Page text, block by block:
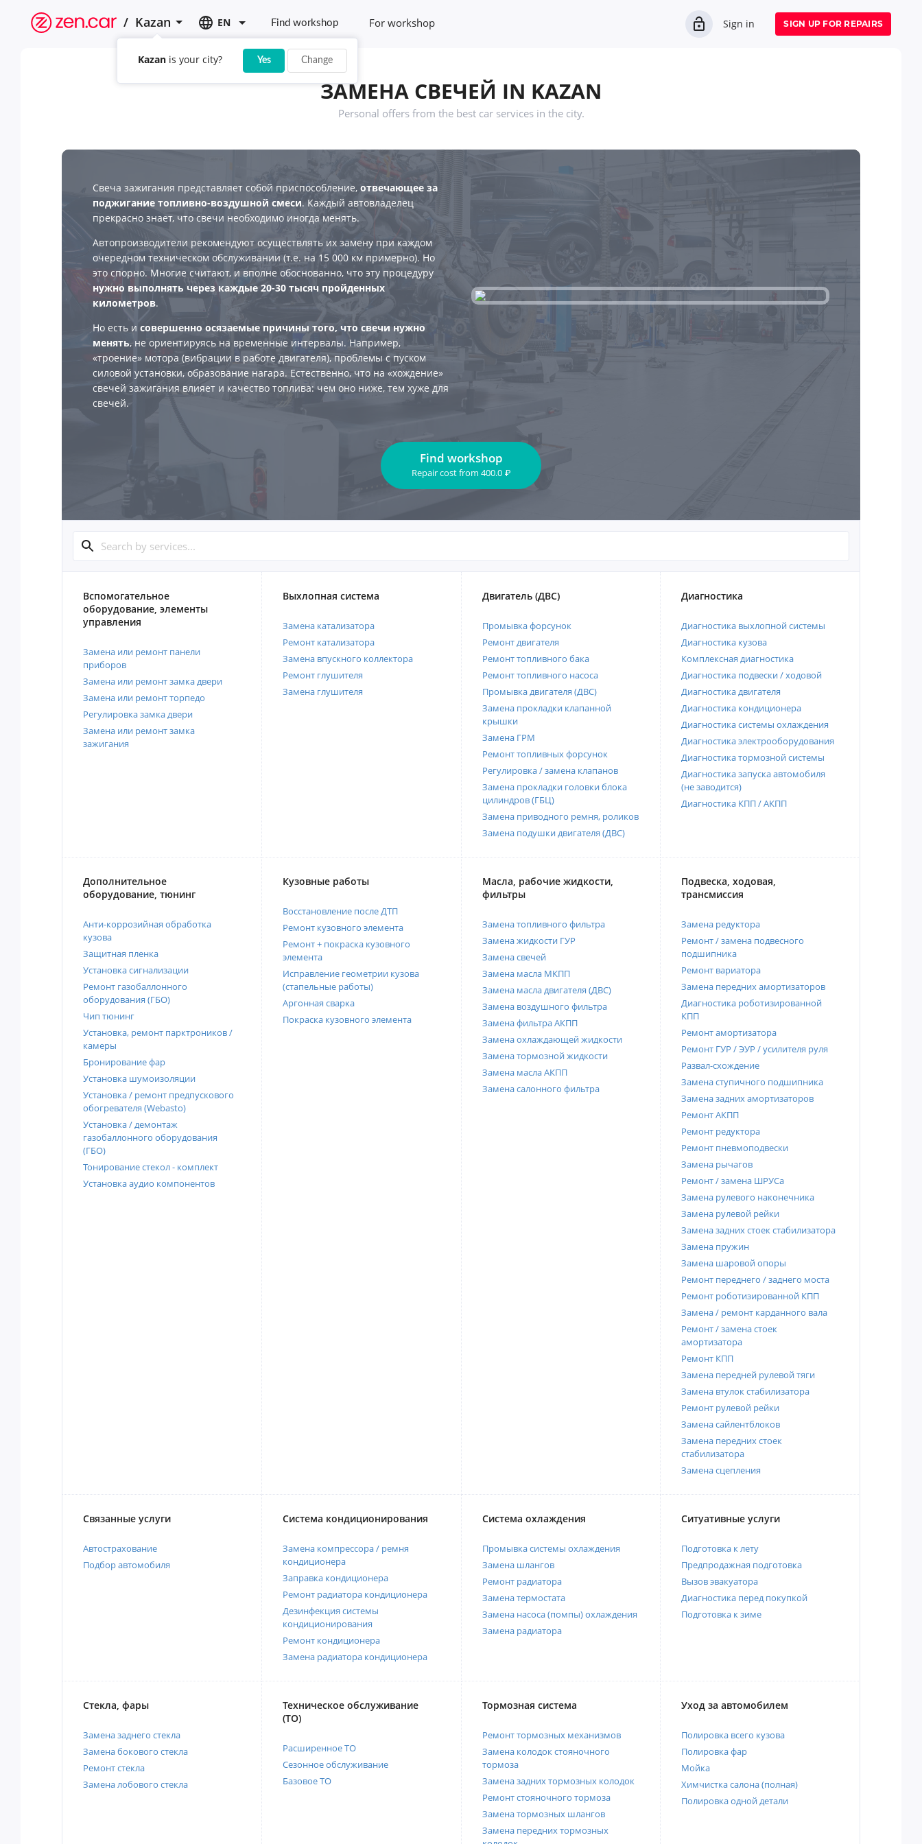
/ Kazan
Kazan is your city? Yes Change
EN Find workshop For workshop Sign in SIGN UP FOR REPAIRS
ЗАМЕНА СВЕЧЕЙ IN KAZAN
Personal offers from the best car services in the city.
Свеча зажигания представляет собой приспособление, отвечающее за
поджигание топливно-воздушной смеси. Каждый автовладелец
прекрасно знает, что свечи необходимо иногда менять.
Автопроизводители рекомендуют осуществлять их замену при каждом
очередном техническом обслуживании (т.е. на 15 000 км примерно). Но
это спорно. Многие считают, и вполне обоснованно, что эту процедуру
нужно выполнять через каждые 20-30 тысяч пройденных
километров.
Но есть и совершенно осязаемые причины того, что свечи нужно
менять, не ориентируясь на временные интервалы. Например,
«троение» мотора (вибрации в работе двигателя), проблемы с пуском
силовой установки, образование нагара. Естественно, что на «хождение»
свечей зажигания влияет и качество топлива: чем оно ниже, тем хуже для
свечей.
Find workshop
Repair costfrom 400.0 ₽
Вспомогательное
оборудование, элементы
управления
Замена или ремонт панели
приборов
Замена или ремонт замка двери
Замена или ремонт торпедо
Регулировка замка двери
Замена или ремонт замка
зажигания
Выхлопная система
Замена катализатора
Ремонт катализатора
Замена впускного коллектора
Ремонт глушителя
Замена глушителя
Двигатель (ДВС)
Промывка форсунок
Ремонт двигателя
Ремонт топливного бака
Ремонт топливного насоса
Промывка двигателя (ДВС)
Замена прокладки клапанной
крышки
Замена ГРМ
Ремонт топливных форсунок
Регулировка / замена клапанов
Замена прокладки головки блока
цилиндров (ГБЦ)
Замена приводного ремня, роликов
Замена подушки двигателя (ДВС)
Диагностика
Диагностика выхлопной системы
Диагностика кузова
Комплексная диагностика
Диагностика подвески / ходовой
Диагностика двигателя
Диагностика кондиционера
Диагностика системы охлаждения
Диагностика электрооборудования
Диагностика тормозной системы
Диагностика запуска автомобиля
(не заводится)
Диагностика КПП / АКПП
Дополнительное
оборудование, тюнинг
Анти-коррозийная обработка
кузова
Защитная пленка
Установка сигнализации
Ремонт газобаллонного
оборудования (ГБО)
Чип тюнинг
Установка, ремонт парктроников /
камеры
Бронирование фар
Установка шумоизоляции
Установка / ремонт предпускового
обогревателя (Webasto)
Установка / демонтаж
газобаллонного оборудования
(ГБО)
Тонирование стекол - комплект
Установка аудио компонентов
Кузовные работы
Восстановление после ДТП
Ремонт кузовного элемента
Ремонт + покраска кузовного
элемента
Исправление геометрии кузова
(стапельные работы)
Аргонная сварка
Покраска кузовного элемента
Масла, рабочие жидкости,
фильтры
Замена топливного фильтра
Замена жидкости ГУР
Замена свечей
Замена масла МКПП
Замена масла двигателя (ДВС)
Замена воздушного фильтра
Замена фильтра АКПП
Замена охлаждающей жидкости
Замена тормозной жидкости
Замена масла АКПП
Замена салонного фильтра
Подвеска, ходовая,
трансмиссия
Замена редуктора
Ремонт / замена подвесного
подшипника
Ремонт вариатора
Замена передних амортизаторов
Диагностика роботизированной
КПП
Ремонт амортизатора
Ремонт ГУР / ЭУР / усилителя руля
Развал-схождение
Замена ступичного подшипника
Замена задних амортизаторов
Ремонт АКПП
Ремонт редуктора
Ремонт пневмоподвески
Замена рычагов
Ремонт / замена ШРУСа
Замена рулевого наконечника
Замена рулевой рейки
Замена задних стоек стабилизатора
Замена пружин
Замена шаровой опоры
Ремонт переднего / заднего моста
Ремонт роботизированной КПП
Замена / ремонт карданного вала
Ремонт / замена стоек
амортизатора
Ремонт КПП
Замена передней рулевой тяги
Замена втулок стабилизатора
Ремонт рулевой рейки
Замена сайлентблоков
Замена передних стоек
стабилизатора
Замена сцепления
Связанные услуги
Автострахование
Подбор автомобиля
Система кондиционирования
Замена компрессора / ремня
кондиционера
Заправка кондиционера
Ремонт радиатора кондиционера
Дезинфекция системы
кондиционирования
Ремонт кондиционера
Замена радиатора кондиционера
Система охлаждения
Промывка системы охлаждения
Замена шлангов
Ремонт радиатора
Замена термостата
Замена насоса (помпы) охлаждения
Замена радиатора
Ситуативные услуги
Подготовка к лету
Предпродажная подготовка
Вызов эвакуатора
Диагностика перед покупкой
Подготовка к зиме
Стекла, фары
Замена заднего стекла
Замена бокового стекла
Ремонт стекла
Замена лобового стекла
Техническое обслуживание
(ТО)
Расширенное ТО
Сезонное обслуживание
Базовое ТО
Тормозная система
Ремонт тормозных механизмов
Замена колодок стояночного
тормоза
Замена задних тормозных колодок
Ремонт стояночного тормоза
Замена тормозных шлангов
Замена передних тормозных
Уход за автомобилем
Полировка всего кузова
Полировка фар
Мойка
Химчистка салона (полная)
Полировка одной детали